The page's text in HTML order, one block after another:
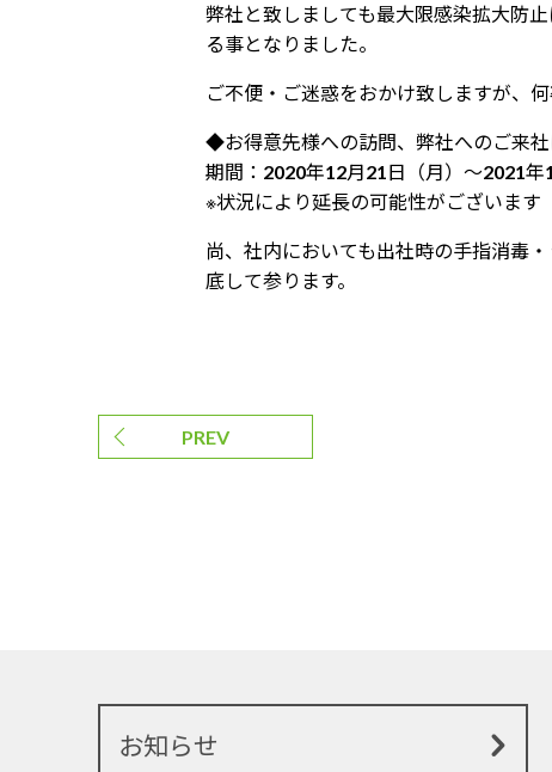
弊社と致しましても最大限感染拡大防
る事となりました。
ご不便・ご迷惑をおかけ致しますが、
◆お得意先様への訪問、弊社へのご来
期間：2020年12月21日（月）～2021年
※状況により延長の可能性がございます
尚、社内においても出社時の手指消毒
底して参ります。
PREV
お知らせ